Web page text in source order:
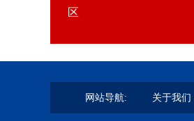
区
网站导航: 关于我们